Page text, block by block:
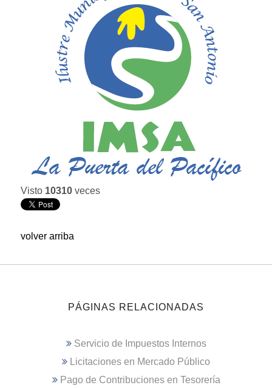
Visto 10310 veces
volver arriba
PÁGINAS RELACIONADAS
Servicio de Impuestos Internos
Licitaciones en Mercado Público
Pago de Contribuciones en Tesorería